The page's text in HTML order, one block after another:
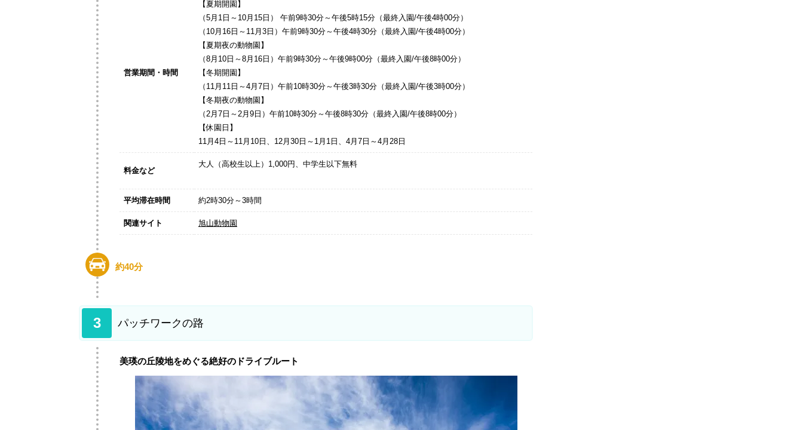
営業期間・時間
【夏期開園】
（5月1日～10月15日） 午前9時30分～午後5時15分（最終入園/午後4時00分）
（10月16日～11月3日）午前9時30分～午後4時30分（最終入園/午後4時00分）
【夏期夜の動物園】
（8月10日～8月16日）午前9時30分～午後9時00分（最終入園/午後8時00分）
【冬期開園】
（11月11日～4月7日）午前10時30分～午後3時30分（最終入園/午後3時00分）
【冬期夜の動物園】
（2月7日～2月9日）午前10時30分～午後8時30分（最終入園/午後8時00分）
【休園日】
11月4日～11月10日、12月30日～1月1日、4月7日～4月28日
料金など
大人（高校生以上）1,000円、中学生以下無料
平均滞在時間 約2時30分～3時間
関連サイト 旭山動物園
約40分
3 パッチワークの路
美瑛の丘陵地をめぐる絶好のドライブルート